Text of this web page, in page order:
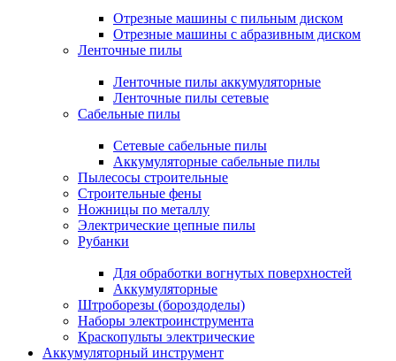
Отрезные машины с пильным диском
Отрезные машины с абразивным диском
Ленточные пилы
Ленточные пилы аккумуляторные
Ленточные пилы сетевые
Сабельные пилы
Сетевые сабельные пилы
Аккумуляторные сабельные пилы
Пылесосы строительные
Строительные фены
Ножницы по металлу
Электрические цепные пилы
Рубанки
Для обработки вогнутых поверхностей
Аккумуляторные
Штроборезы (бороздоделы)
Наборы электроинструмента
Краскопульты электрические
Аккумуляторный инструмент